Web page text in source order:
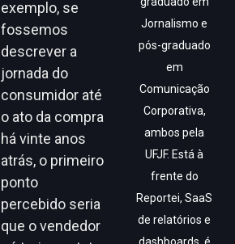
exemplo, se
fossemos
descrever a
jornada do
consumidor até
o ato da compra
há vinte anos
atrás, o primeiro
ponto
percebido seria
que o vendedor
Jornalismo e
pós-graduado
em
Comunicação
Corporativa,
ambos pela
UFJF. Está à
frente do
Reportei, SaaS
de relatórios e